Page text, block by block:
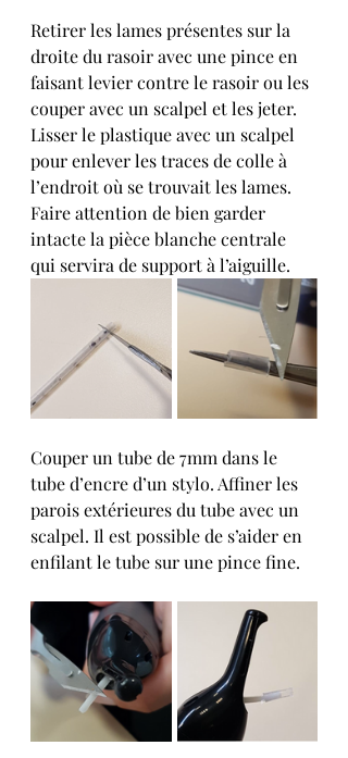
Retirer les lames présentes sur la
droite du rasoir avec une pince en
faisant levier contre le rasoir ou les
couper avec un scalpel et les jeter.
Lisser le plastique avec un scalpel
pour enlever les traces de colle à
l’endroit où se trouvait les lames.
Faire attention de bien garder
intacte la pièce blanche centrale
qui servira de support à l’aiguille.
Couper un tube de 7mm dans le
tube d’encre d’un stylo. Affiner les
parois extérieures du tube avec un
scalpel. Il est possible de s’aider en
enfilant le tube sur une pince fine.